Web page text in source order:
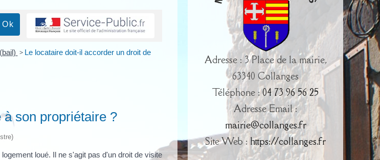
> Le locataire doit-il accorder un droit de
son propriétaire ?
loué. Il ne s'agit pas d'un droit de visite
Adresse : 3 Place de la mairie,
63340 Collanges
Téléphone :04 73 96 56 25
Adresse Email :
mairie@collanges.fr
Site Web : https://collanges.fr